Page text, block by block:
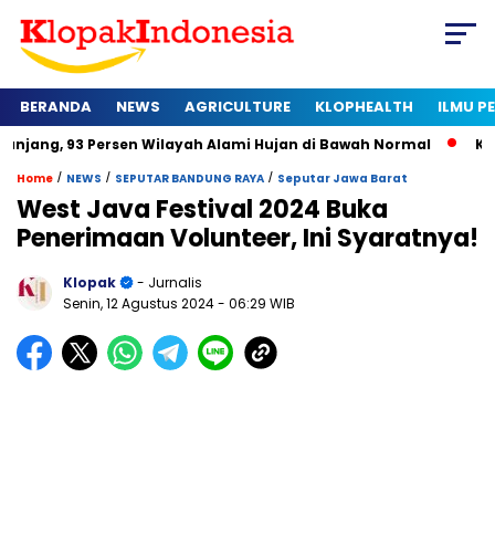
BERANDA NEWS AGRICULTURE KLOPHEALTH ILMU
Persen Wilayah Alami Hujan di Bawah Normal Kapan
Home / NEWS / SEPUTAR BANDUNG RAYA / Seputar Jawa Barat
West Java Festival 2024 Buka
Penerimaan Volunteer, Ini Syaratnya!
Klopak
- Jurnalis
Senin, 12 Agustus 2024- 06:29 WIB